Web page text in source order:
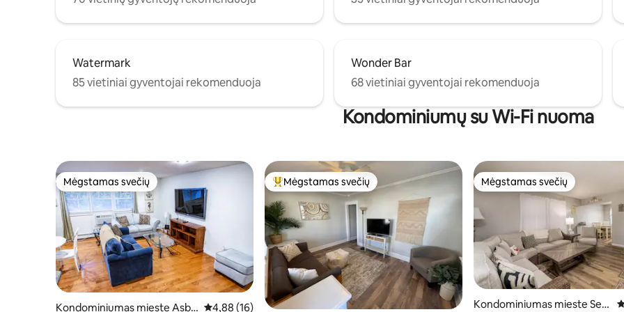
Watermark
85 vietiniai gyventojai rekomenduoja
Wonder Bar
68 vietiniai gyventojai rekomenduoja
Kondominiumų su Wi-Fi nuoma
Mėgstamas svečių
Mėgstamas svečių
Kondominiumas mieste Asbu Vidutinis įvertinimas: 4,88 iš 5, atsiliepimų: 16
4,88 (16)
Svečių mėgstamiausias
Mėgstamas svečių Mėgstamas svečių
Mėgstamas svečių
Kondominiumas mieste Sea